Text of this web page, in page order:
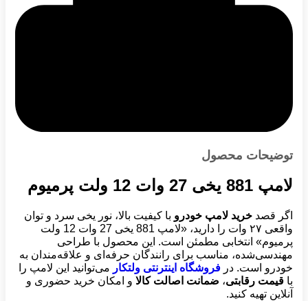
توضیحات محصول
لامپ 881 یخی 27 وات 12 ولت پرمیوم
اگر قصد خرید لامپ خودرو با کیفیت بالا، نور یخی سرد و توان
واقعی ۲۷ وات را دارید، «لامپ 881 یخی 27 وات 12 ولت
پرمیوم» انتخابی مطمئن است. این محصول با طراحی
مهندسی‌شده، مناسب برای رانندگان حرفه‌ای و علاقه‌مندان به
خودرو است. در فروشگاه اینترنتی ولتکار می‌توانید این لامپ را
با قیمت رقابتی، ضمانت اصالت کالا و امکان خرید حضوری و
آنلاین تهیه کنید.